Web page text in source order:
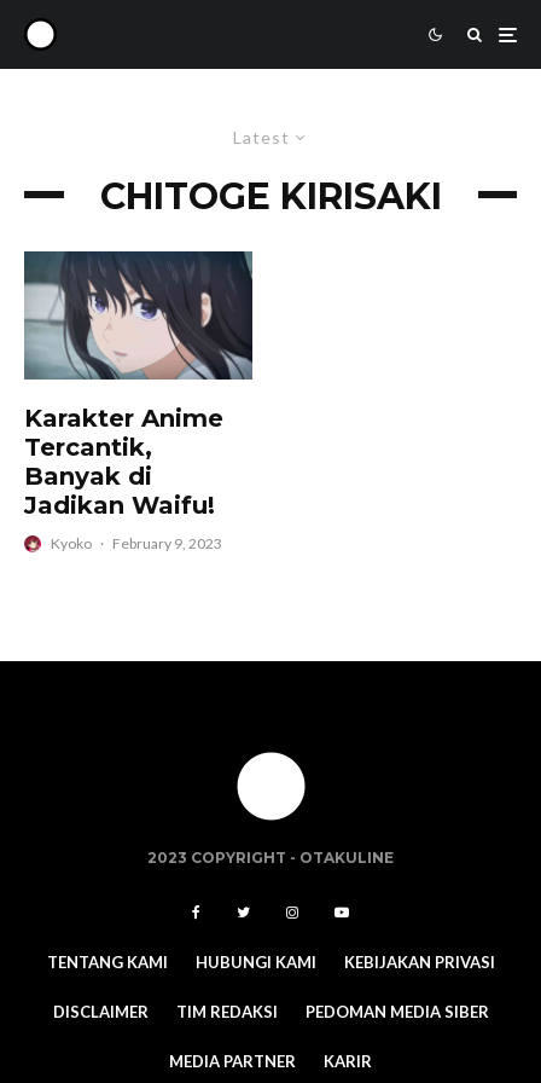
Latest
CHITOGE KIRISAKI
Karakter Anime
Tercantik,
Banyak di
Jadikan Waifu!
Kyoko · February 9, 2023
2023 COPYRIGHT - OTAKULINE
TENTANG KAMI HUBUNGI KAMI KEBIJAKAN PRIVASI
DISCLAIMER TIM REDAKSI PEDOMAN MEDIA SIBER
MEDIA PARTNER KARIR